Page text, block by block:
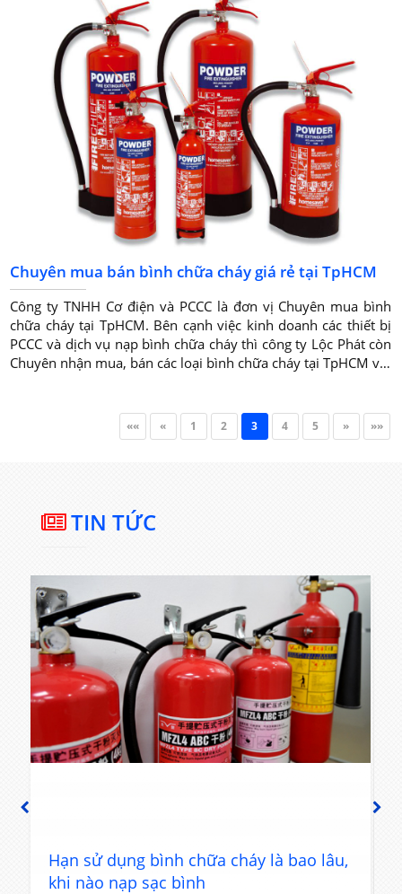
Chuyên mua bán bình chữa cháy giá rẻ tại TpHCM
Công ty TNHH Cơ điện và PCCC là đơn vị Chuyên mua bình
chữa cháy tại TpHCM. Bên cạnh việc kinh doanh các thiết bị
PCCC và dịch vụ nạp bình chữa cháy thì công ty Lộc Phát còn
Chuyên nhận mua, bán các loại bình chữa cháy tại TpHCM với
«« « 1 2 3 4 5 » »»
TIN TỨC
PREVIOUS
Hạn sử dụng bình chữa cháy là bao lâu,
khi nào nạp sạc bình
NEXT